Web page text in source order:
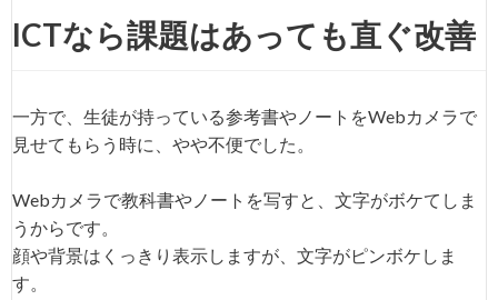
ICTなら課題はあっても直ぐ改善
一方で、生徒が持っている参考書やノートをWebカメラで
見せてもらう時に、やや不便でした。
Webカメラで教科書やノートを写すと、文字がボケてしま
うからです。
顔や背景はくっきり表示しますが、文字がピンボケしま
す。